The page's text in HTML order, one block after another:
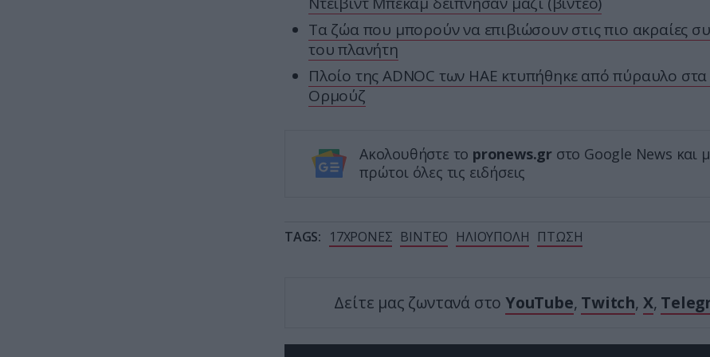
Τα ζώα που μπορούν να επιβιώσουν στις πιο ακραίες
του πλανήτη
Πλοίο της ADNOC των ΗΑΕ κτυπήθηκε από πύραυλο στα
Ορμούζ
Ακολουθήστε το pronews.gr στο Google News και
πρώτοι όλες τις ειδήσεις
TAGS: 17ΧΡΟΝΕΣ ΒΙΝΤΕΟ ΗΛΙΟΥΠΟΛΗ ΠΤΩΣΗ
Δείτε μας ζωντανά στο YouTube, Twitch, X,